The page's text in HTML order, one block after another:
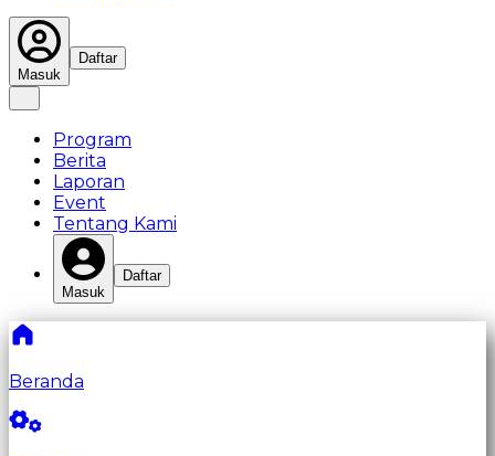
Masuk
Daftar
Program
Berita
Laporan
Event
Tentang Kami
Masuk
Daftar
Beranda